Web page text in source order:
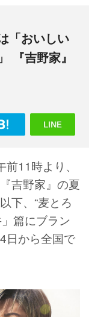
「おいしい
『吉野家』
11時より、
吉野家』の夏
下、“麦とろ
篇にブラン
日から全国で